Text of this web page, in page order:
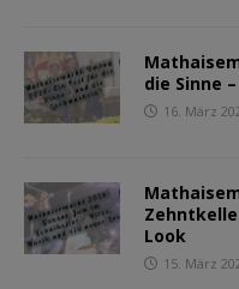
die Sinne
16. März
Look
15. März